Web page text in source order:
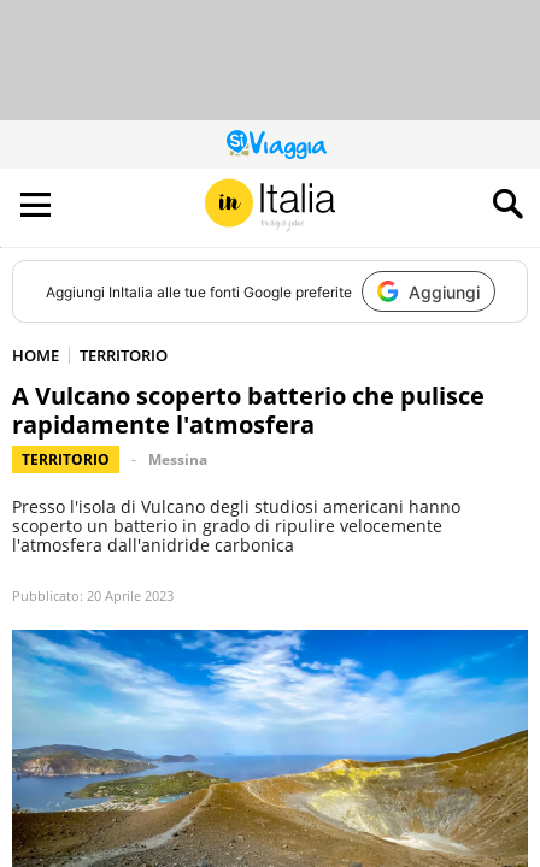
QUESTO
SITO
CONTRIBUISCE
ALL’AUDIENCE
DI
Aggiungi InItalia alle tue fonti Google preferite Aggiungi
HOME TERRITORIO
A Vulcano scoperto batterio che pulisce
rapidamente l'atmosfera
TERRITORIO Messina
Presso l'isola di Vulcano degli studiosi americani hanno
scoperto un batterio in grado di ripulire velocemente
l'atmosfera dall'anidride carbonica
Pubblicato: 20 Aprile 2023